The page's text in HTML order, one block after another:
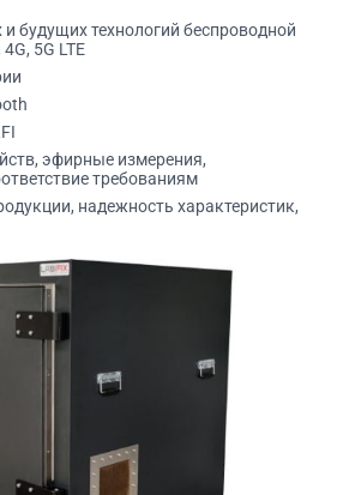
будущих технологий беспроводной
5G LTE
эфирные измерения,
требованиям
надежность характеристик,